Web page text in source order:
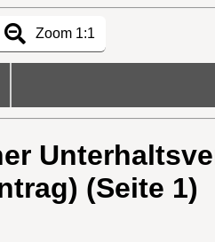
Zoom 1:1
(Seite 1)